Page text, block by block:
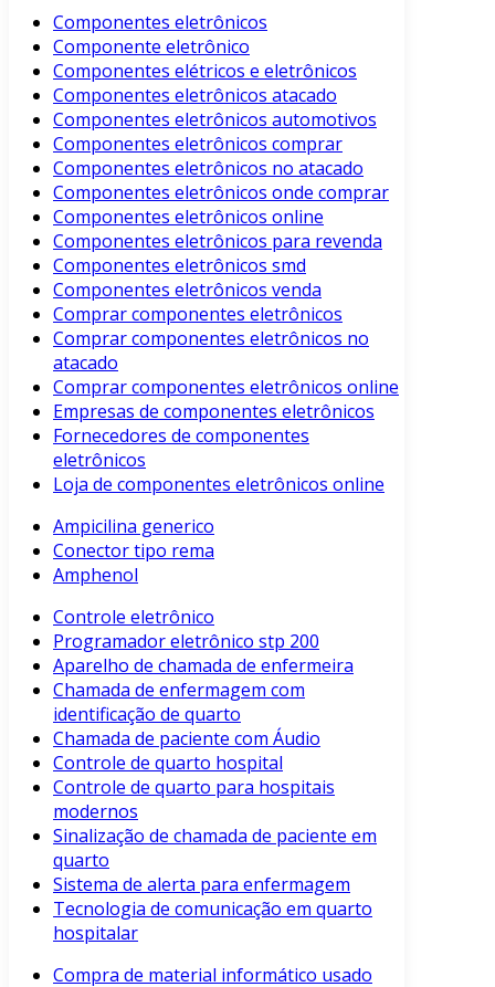
Componentes eletrônicos
Componente eletrônico
Componentes elétricos e eletrônicos
Componentes eletrônicos atacado
Componentes eletrônicos automotivos
Componentes eletrônicos comprar
Componentes eletrônicos no atacado
Componentes eletrônicos onde comprar
Componentes eletrônicos online
Componentes eletrônicos para revenda
Componentes eletrônicos smd
Componentes eletrônicos venda
Comprar componentes eletrônicos
Comprar componentes eletrônicos no
atacado
Comprar componentes eletrônicos online
Empresas de componentes eletrônicos
Fornecedores de componentes
eletrônicos
Loja de componentes eletrônicos online
Ampicilina generico
Conector tipo rema
Amphenol
Controle eletrônico
Programador eletrônico stp 200
Aparelho de chamada de enfermeira
Chamada de enfermagem com
identificação de quarto
Chamada de paciente com Áudio
Controle de quarto hospital
Controle de quarto para hospitais
modernos
Sinalização de chamada de paciente em
quarto
Sistema de alerta para enfermagem
Tecnologia de comunicação em quarto
hospitalar
Compra de material informático usado